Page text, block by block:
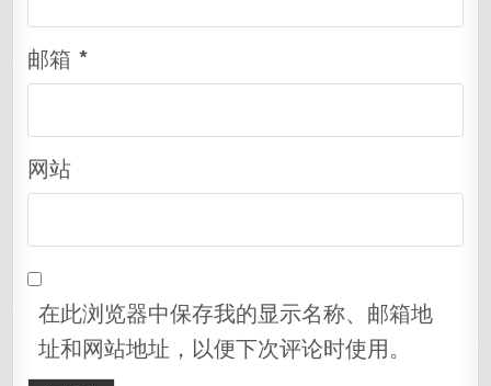
邮箱*
网站
在此浏览器中保存我的显示名称、邮箱地
址和网站地址，以便下次评论时使用。